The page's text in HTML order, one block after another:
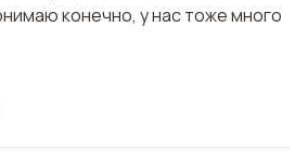
конечно, у нас тоже много